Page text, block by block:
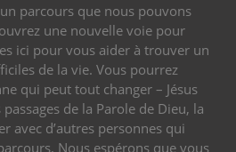
parcours que nous pouvons
une nouvelle voie pour
ici pour vous aider à trouver un
de la vie. Vous pourrez
qui peut tout changer – Jésus
de la Parole de Dieu, la
avec d’autres personnes qui
Nous espérons que vous